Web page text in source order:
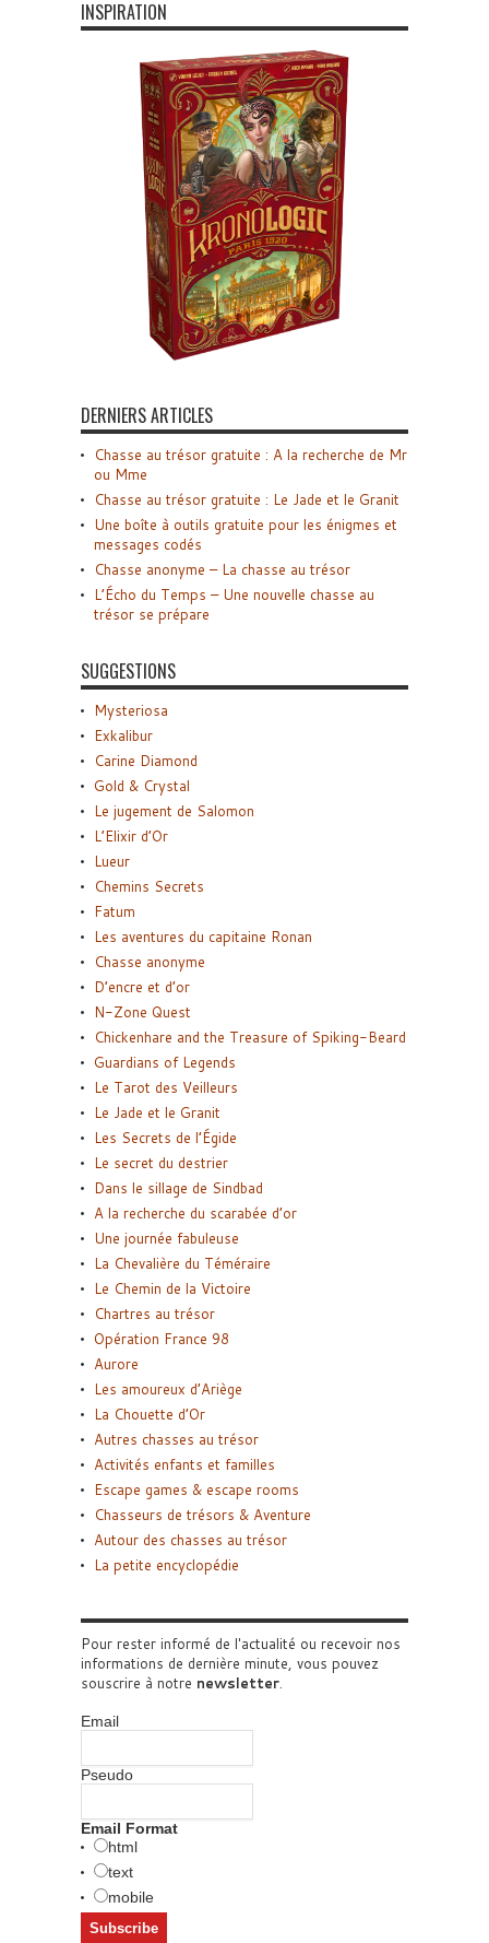
INSPIRATION
DERNIERS ARTICLES
Chasse au trésor gratuite : A la recherche de Mr
ou Mme
Chasse au trésor gratuite : Le Jade et le Granit
Une boîte à outils gratuite pour les énigmes et
messages codés
Chasse anonyme – La chasse au trésor
L’Écho du Temps – Une nouvelle chasse au
trésor se prépare
SUGGESTIONS
Mysteriosa
Exkalibur
Carine Diamond
Gold & Crystal
Le jugement de Salomon
L’Elixir d’Or
Lueur
Chemins Secrets
Fatum
Les aventures du capitaine Ronan
Chasse anonyme
D’encre et d’or
N-Zone Quest
Chickenhare and the Treasure of Spiking-Beard
Guardians of Legends
Le Tarot des Veilleurs
Le Jade et le Granit
Les Secrets de l’Égide
Le secret du destrier
Dans le sillage de Sindbad
A la recherche du scarabée d’or
Une journée fabuleuse
La Chevalière du Téméraire
Le Chemin de la Victoire
Chartres au trésor
Opération France 98
Aurore
Les amoureux d’Ariège
La Chouette d’Or
Autres chasses au trésor
Activités enfants et familles
Escape games & escape rooms
Chasseurs de trésors & Aventure
Autour des chasses au trésor
La petite encyclopédie
Pour rester informé de l'actualité ou recevoir nos
informations de dernière minute, vous pouvez
souscrire à notre newsletter.
Email
Pseudo
Email Format
html
text
mobile